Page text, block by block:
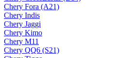
Chery Fora (A21)
Chery Indis
Chery Jaggi
Chery Kimo
Chery M11
Chery QQ6 (S21)